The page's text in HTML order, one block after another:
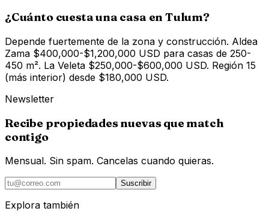
¿Cuánto cuesta una casa en Tulum?
Depende fuertemente de la zona y construcción. Aldea
Zama $400,000-$1,200,000 USD para casas de 250-
450 m². La Veleta $250,000-$600,000 USD. Región 15
(más interior) desde $180,000 USD.
Newsletter
Recibe propiedades nuevas que match
contigo
Mensual. Sin spam. Cancelas cuando quieras.
Suscribir
Explora también